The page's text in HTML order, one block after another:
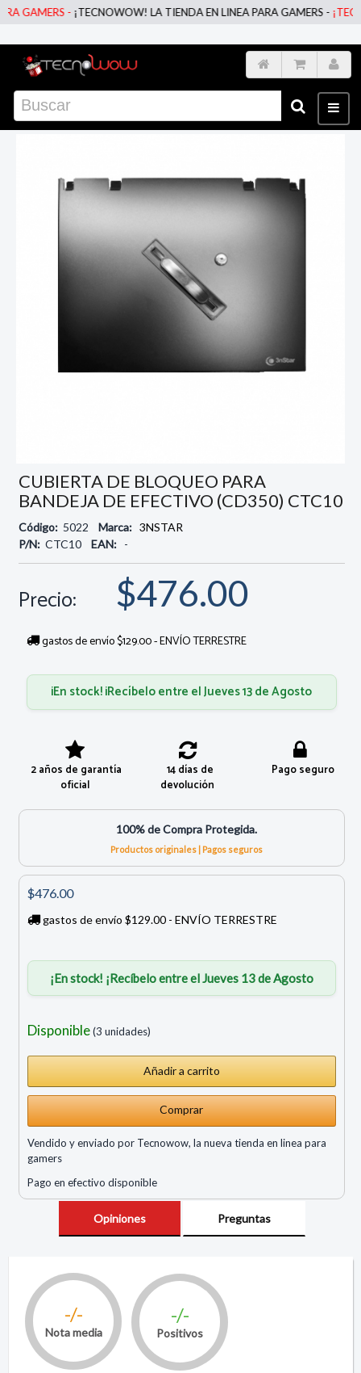
GAMERS -¡TECNOWOW! LA TIENDA EN LINEA PARA GAMERS -
CUBIERTA DE BLOQUEO PARA
BANDEJA DE EFECTIVO (CD350) CTC10
Código: 5022 Marca: 3NSTAR
P/N: CTC10 EAN: -
Precio: $476.00
gastos de envío $129.00 - ENVÍO TERRESTRE
¡En stock! ¡Recíbelo entre el Jueves 13 de Agosto
2 años de garantía
oficial
14 días de
devolución
Pago seguro
100% de Compra Protegida.
Productos originales | Pagos seguros
$476.00
gastos de envío $129.00 - ENVÍO TERRESTRE
¡En stock! ¡Recíbelo entre el Jueves 13 de Agosto
Disponible(3 unidades)
Comprar
Vendido y enviado por Tecnowow, la nueva tienda en linea para
gamers
Pago en efectivo disponible
Opiniones Preguntas
-/-
Nota media
-/-
Positivos